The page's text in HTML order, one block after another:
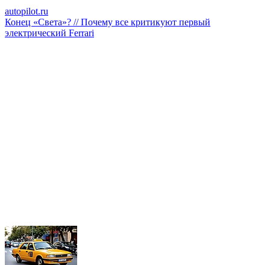
autopilot.ru
Конец «Света»? // Почему все критикуют первый
электрический Ferrari